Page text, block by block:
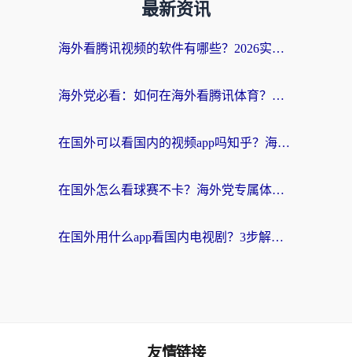
最新资讯
海外看腾讯视频的软件有哪些？2026实测有效，留学生都在用的回国加速器指南
海外党必看：如何在海外看腾讯体育？解决赛事直播地区限制的终极指南
在国外可以看国内的视频app吗知乎？海外党亲测有效的追剧加速方案
在国外怎么看球赛不卡？海外党专属体育直播自由指南
在国外用什么app看国内电视剧？3步解决版权限制+卡顿难题
友情链接